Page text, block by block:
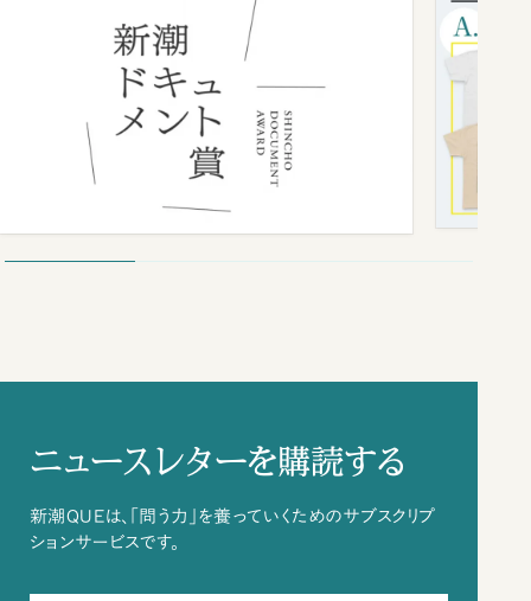
ニュースレターを購読する
新潮QUEは、「問う力」を養っていくためのサブスクリプ
ションサービスです。